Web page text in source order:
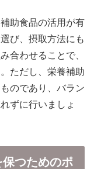
助食品の活用が有
び、摂取方法にも
合わせることで、
ただし、栄養補助
のであり、バラン
ずに行いましょ
つためのポ